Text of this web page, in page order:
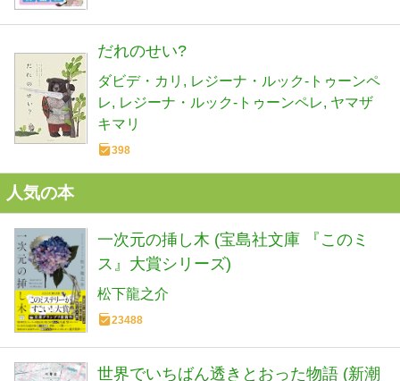
だれのせい?
ダビデ・カリ
レジーナ・ルック-トゥーンペ
レ
レジーナ・ルック-トゥーンペレ
ヤマザ
キマリ
398
人気の本
一次元の挿し木 (宝島社文庫 『このミ
ス』大賞シリーズ)
松下龍之介
23488
世界でいちばん透きとおった物語 (新潮